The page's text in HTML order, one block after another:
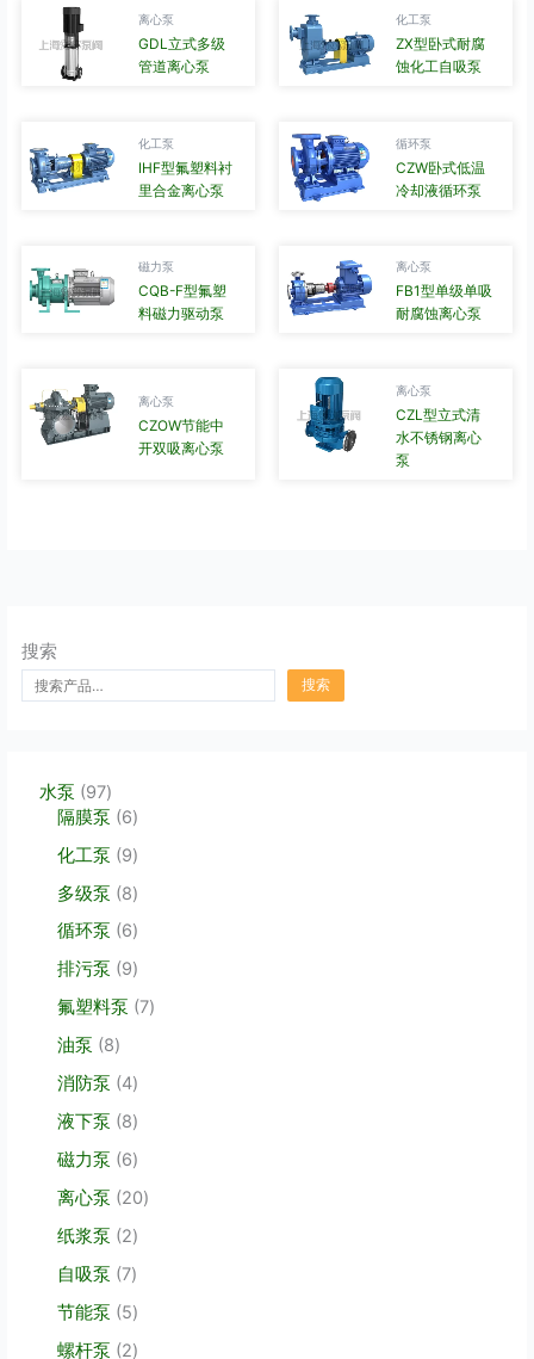
离心泵
GDL立式多级
管道离心泵
化工泵
ZX型卧式耐腐
蚀化工自吸泵
化工泵
IHF型氟塑料衬
里合金离心泵
循环泵
CZW卧式低温
冷却液循环泵
磁力泵
CQB-F型氟塑
料磁力驱动泵
离心泵
FB1型单级单吸
耐腐蚀离心泵
离心泵
CZOW节能中
开双吸离心泵
离心泵
CZL型立式清
水不锈钢离心
泵
搜索
搜索
水泵 979
7
产
品
隔膜泵 66
产
品
化工泵 99
产
品
多级泵 88
产
品
循环泵 66
产
品
排污泵 99
产
氟塑料泵 77
油泵 88
产
品
消防泵 44
产
品
液下泵 88
产
品
磁力泵 66
产
品
离心泵 202
纸浆泵 22
产
品
自吸泵 77
产
品
节能泵 55
螺杆泵 22